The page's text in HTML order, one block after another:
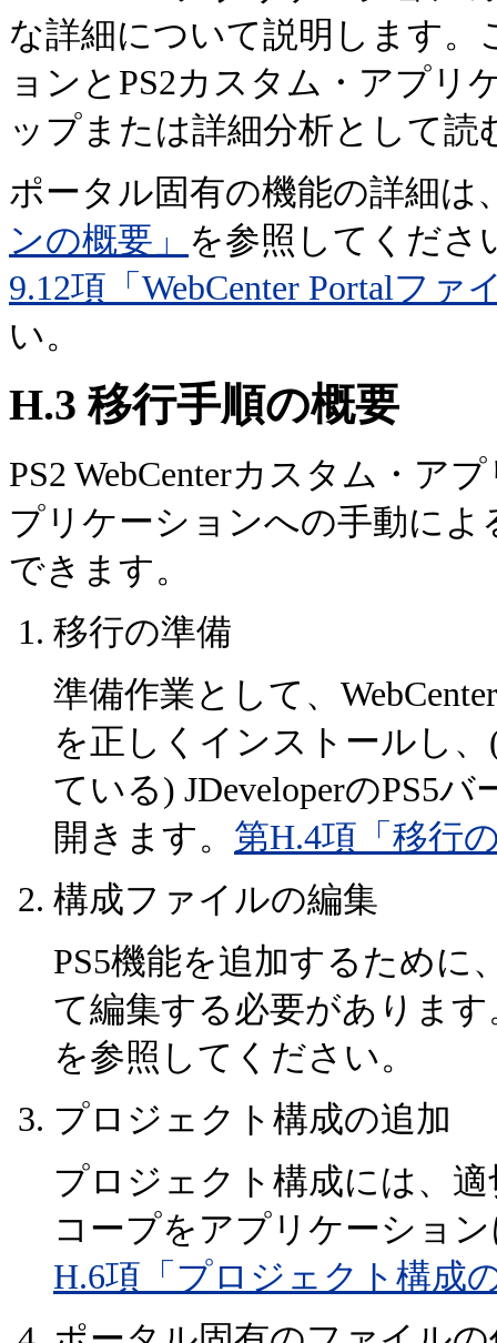
な詳細について説明します。
ョンとPS2カスタム・アプリ
ップまたは詳細分析として
ポータル固有の機能の詳細は
ンの概要」 を参照してくださ
9.12項「WebCenter Portalファ
い。
H.3 移行手順の概要
PS2 WebCenterカスタム・ア
プリケーションへの手動に
できます。
移行の準備
準備作業として、
を正しくインストールし、
ている) JDeveloperのPS5
開きます。 第H.4項「移行
構成ファイルの編集
PS5機能を追加するために
て編集する必要があります
を参照してください。
プロジェクト構成の追加
プロジェクト構成には、
コープをアプリケーショ
H.6項「プロジェクト構成